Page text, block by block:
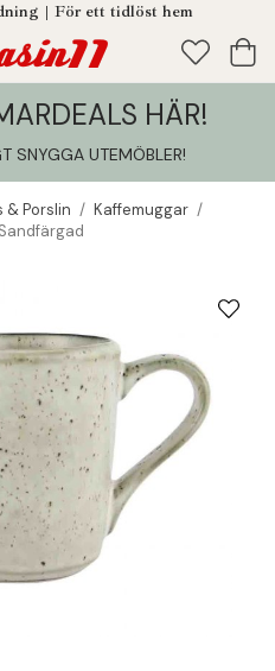
| För ett tidlöst hem
varukorg HÄR!
SNYGGA UTEMÖBLER!
& Porslin / Kaffemuggar /